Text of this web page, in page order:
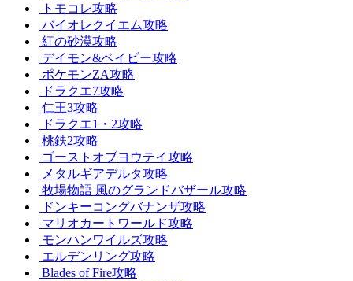
トモコレ攻略
バイオレクイエム攻略
紅の砂漠攻略
デイモン&ベイビー攻略
ポケモンZA攻略
ドラクエ7攻略
仁王3攻略
ドラクエ1・2攻略
桃鉄2攻略
ゴーストオブヨウテイ攻略
メタルギアデルタ攻略
牧場物語 風のグランドバザール攻略
ドンキーコングバナンザ攻略
マリオカートワールド攻略
モンハンワイルズ攻略
エルデンリング攻略
Blades of Fire攻略